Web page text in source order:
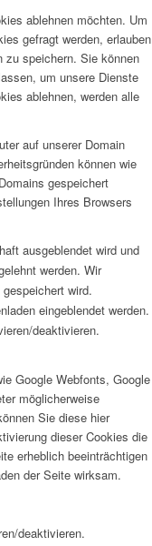
ablehnen möchten. Um
gefragt werden, erlauben
zu speichern. Sie können
um unsere Dienste
ablehnen, werden alle
auf unserer Domain
können wie
gespeichert
Ihres Browsers
ausgeblendet wird und
werden. Wir
wird.
eingeblendet werden.
deaktivieren.
Google Webfonts, Google
möglicherweise
Sie diese hier
dieser Cookies die
erheblich beeinträchtigen
der Seite wirksam.
deaktivieren.